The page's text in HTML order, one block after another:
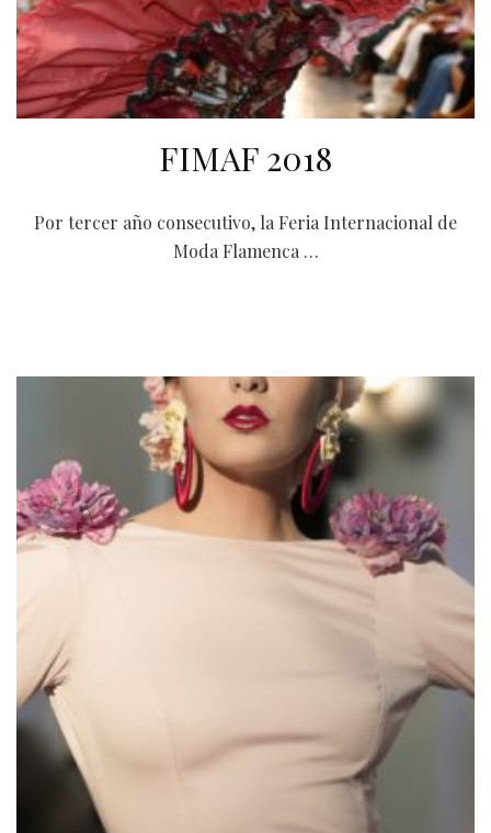
FIMAF 2018
Por tercer año consecutivo, la Feria Internacional de
Moda Flamenca …